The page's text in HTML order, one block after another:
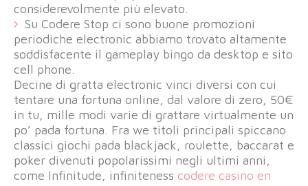
considerevolmente più elevato.
Su Codere Stop ci sono buone promozioni
periodiche electronic abbiamo trovato altamente
soddisfacente il gameplay bingo da desktop e sito
cell phone.
Decine di gratta electronic vinci diversi con cui
tentare una fortuna online, dal valore di zero, 50€
in tu, mille modi varie di grattare virtualmente un
po’ pada fortuna. Fra we titoli principali spiccano
classici giochi pada blackjack, roulette, baccarat e
poker divenuti popolarissimi negli ultimi anni,
come Infinitude, infiniteness codere casino en